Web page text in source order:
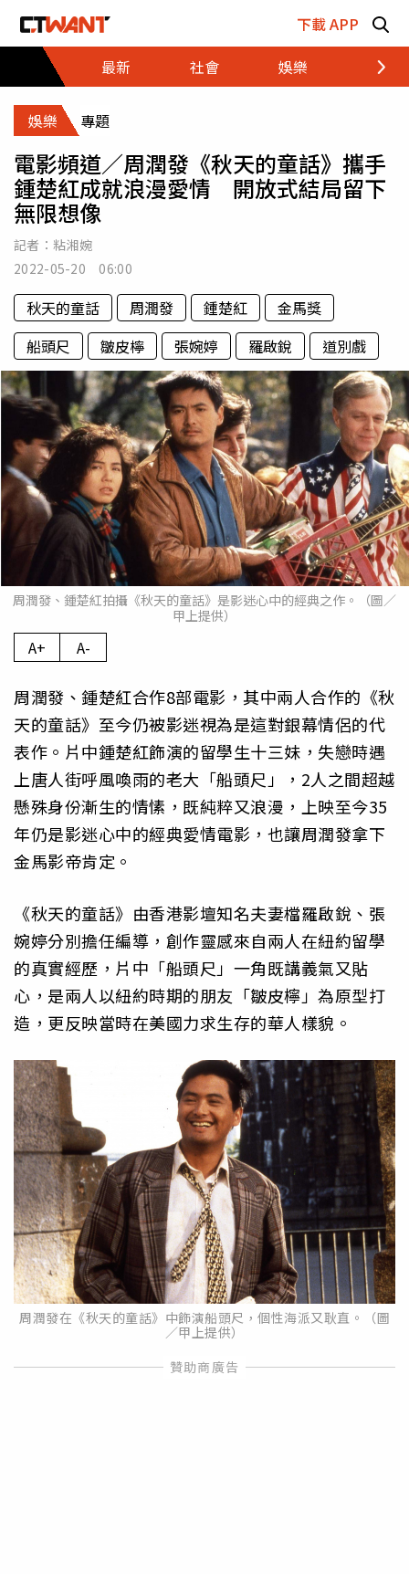
下載 APP
最新
社會 娛樂 財經
娛樂 專題
電影頻道／周潤發《秋天的童話》攜手
鍾楚紅成就浪漫愛情 開放式結局留下
無限想像
記者： 粘湘婉
2022-05-20 06:00
秋天的童話 周潤發 鍾楚紅
金馬獎
船頭尺
皺皮檸 張婉婷 羅啟銳 道別戲
周潤發、鍾楚紅拍攝《秋天的童話》是影迷心中的經典之作。（圖／
甲上提供）
A+ A-
周潤發、鍾楚紅合作8部電影，其中兩人合作的《秋
天的童話》至今仍被影迷視為是這對銀幕情侶的代
表作。片中鍾楚紅飾演的留學生十三妹，失戀時遇
上唐人街呼風喚雨的老大「船頭尺」，2人之間超越
懸殊身份漸生的情愫，既純粹又浪漫，上映至今35
年仍是影迷心中的經典愛情電影，也讓周潤發拿下
金馬影帝肯定。
《秋天的童話》由香港影壇知名夫妻檔羅啟銳、張
婉婷分別擔任編導，創作靈感來自兩人在紐約留學
的真實經歷，片中「船頭尺」一角既講義氣又貼
心，是兩人以紐約時期的朋友「皺皮檸」為原型打
造，更反映當時在美國力求生存的華人樣貌。
周潤發在《秋天的童話》中飾演船頭尺，個性海派又耿直。（圖
／甲上提供）